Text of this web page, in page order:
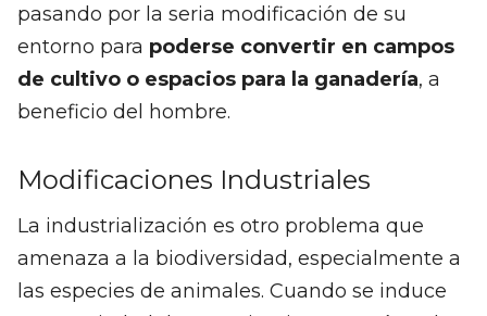
pasando por la seria modificación de su
entorno para poderse convertir en campos
de cultivo o espacios para la ganadería, a
beneficio del hombre.
Modificaciones Industriales
La industrialización es otro problema que
amenaza a la biodiversidad, especialmente a
las especies de animales. Cuando se induce